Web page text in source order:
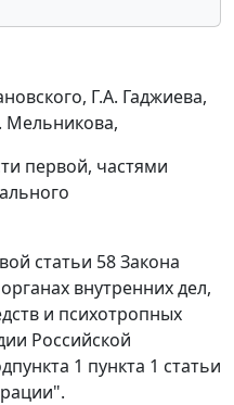
Г.А. Гаджиева,
Мельникова,
первой, частями
статьи 58 Закона
внутренних дел,
и психотропных
Российской
1 пункта 1 статьи